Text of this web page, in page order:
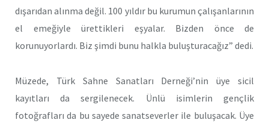
dışarıdan alınma değil. 100 yıldır bu kurumun çalışanlarının
el emeğiyle ürettikleri eşyalar. Bizden önce de
korunuyorlardı. Biz şimdi bunu halkla buluşturacağız” dedi.
Müzede, Türk Sahne Sanatları Derneği’nin üye sicil
kayıtları da sergilenecek. Ünlü isimlerin gençlik
fotoğrafları da bu sayede sanatseverler ile buluşacak. Üye